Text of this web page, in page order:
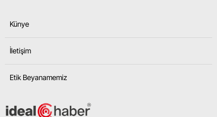
Künye
İletişim
Etik Beyanamemiz